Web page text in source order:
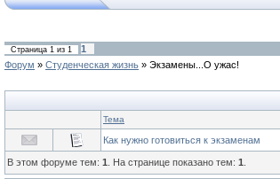
Страница 1 из 1
1
Форум » Студенческая жизнь » Экзамены...О ужас!
Тема
Как нужно готовиться к экзаменам
В этом форуме тем: 1 . На странице показано тем: 1